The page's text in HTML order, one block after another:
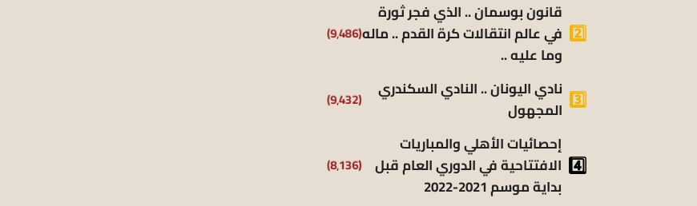
قانون بوسمان .. الذي فجر ثورة
في عالم انتقالات كرة القدم .. ماله
وما عليه ..
(9٬486)
نادي اليونان .. النادي السكندري
المجهول
(9٬432)
إحصائيات الأهلي والمباريات
الافتتاحية في الدوري العام قبل
بداية موسم 2021-2022
(8٬136)